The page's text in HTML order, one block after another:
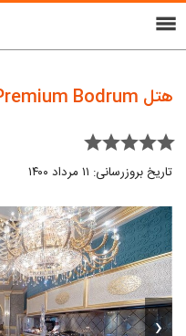
menu
هتل Be Premium Bodrum
star star star star star
تاریخ بروزرسانی: ۱۱ مرداد ۱۴۰۰